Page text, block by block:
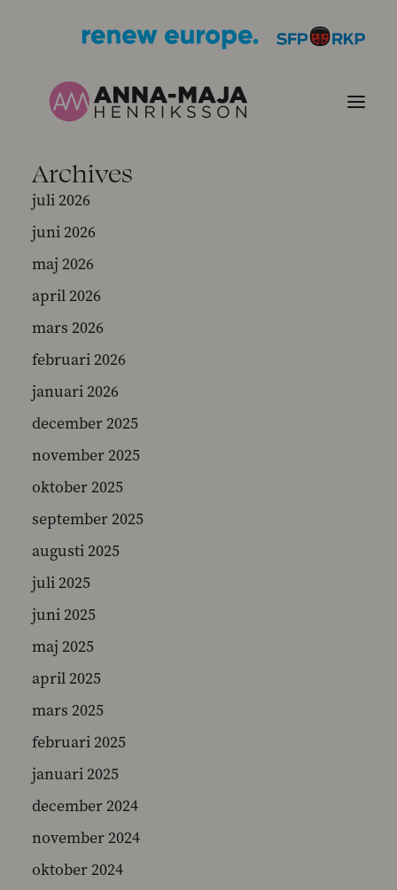
PUBLIKATIONER
HJÄRTEFRÅGOR
PERSONPORTRÄTT
KONTAKT
BILDER
SEARCH
Archives
juli 2026
juni 2026
maj 2026
april 2026
mars 2026
februari 2026
januari 2026
december 2025
november 2025
oktober 2025
september 2025
augusti 2025
juli 2025
juni 2025
maj 2025
april 2025
mars 2025
februari 2025
januari 2025
december 2024
november 2024
oktober 2024